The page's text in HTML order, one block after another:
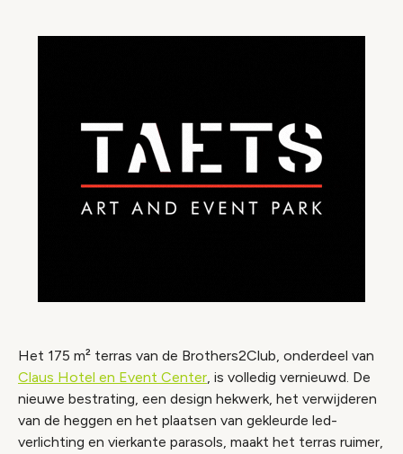
Het 175 m² terras van de Brothers2Club, onderdeel van
Claus Hotel en Event Center, is volledig vernieuwd. De
nieuwe bestrating, een design hekwerk, het verwijderen
van de heggen en het plaatsen van gekleurde led-
verlichting en vierkante parasols, maakt het terras ruimer,